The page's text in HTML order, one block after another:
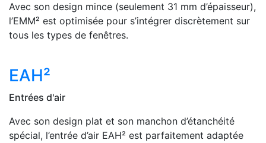
Avec son design mince (seulement 31 mm d’épaisseur),
l’EMM² est optimisée pour s’intégrer discrètement sur
tous les types de fenêtres.
EAH²
Entrées d'air
Avec son design plat et son manchon d’étanchéité
spécial, l’entrée d’air EAH² est parfaitement adaptée